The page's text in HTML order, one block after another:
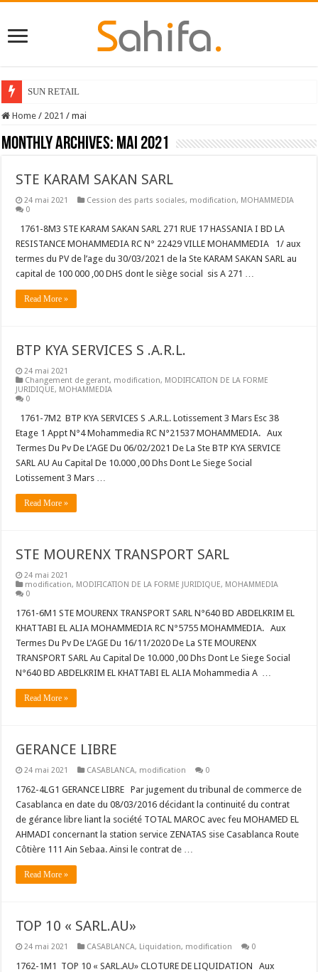
SUN RETAIL
Home / 2021 / mai
Monthly Archives: mai 2021
STE KARAM SAKAN SARL
24 mai 2021 Cession des parts sociales, modification, MOHAMMEDIA
0
1761-8M3 STE KARAM SAKAN SARL 271 RUE 17 HASSANIA I BD LA
RESISTANCE MOHAMMEDIA RC N° 22429 VILLE MOHAMMEDIA 1/ aux
termes du PV de l’age du 30/03/2021 de la Ste KARAM SAKAN SARL au
capital de 100 000 ,00 DHS dont le siège social sis A 271 …
Read More »
BTP KYA SERVICES S .A.R.L.
24 mai 2021
Changement de gerant, modification, MODIFICATION DE LA FORME
JURIDIQUE, MOHAMMEDIA
0
1761-7M2 BTP KYA SERVICES S .A.R.L. Lotissement 3 Mars Esc 38
Etage 1 Appt N°4 Mohammedia RC N°21537 MOHAMMEDIA. Aux
Termes Du Pv De L’AGE Du 06/02/2021 De La Ste BTP KYA SERVICE
SARL AU Au Capital De 10.000 ,00 Dhs Dont Le Siege Social
Lotissement 3 Mars …
Read More »
STE MOURENX TRANSPORT SARL
24 mai 2021
modification, MODIFICATION DE LA FORME JURIDIQUE, MOHAMMEDIA
0
1761-6M1 STE MOURENX TRANSPORT SARL N°640 BD ABDELKRIM EL
KHATTABI EL ALIA MOHAMMEDIA RC N°5755 MOHAMMEDIA. Aux
Termes Du Pv De L’AGE Du 16/11/2020 De La STE MOURENX
TRANSPORT SARL Au Capital De 10.000 ,00 Dhs Dont Le Siege Social
N°640 BD ABDELKRIM EL KHATTABI EL ALIA Mohammedia A …
Read More »
GERANCE LIBRE
24 mai 2021 CASABLANCA, modification 0
1762-4LG1 GERANCE LIBRE Par jugement du tribunal de commerce de
Casablanca en date du 08/03/2016 décidant la continuité du contrat
de gérance libre liant la société TOTAL MAROC avec feu MOHAMED EL
AHMADI concernant la station service ZENATAS sise Casablanca Route
Côtière 111 Ain Sebaa. Ainsi le contrat de …
Read More »
TOP 10 « SARL.AU»
24 mai 2021 CASABLANCA, Liquidation, modification 0
1762-1M1 TOP 10 « SARL.AU» CLOTURE DE LIQUIDATION Aux